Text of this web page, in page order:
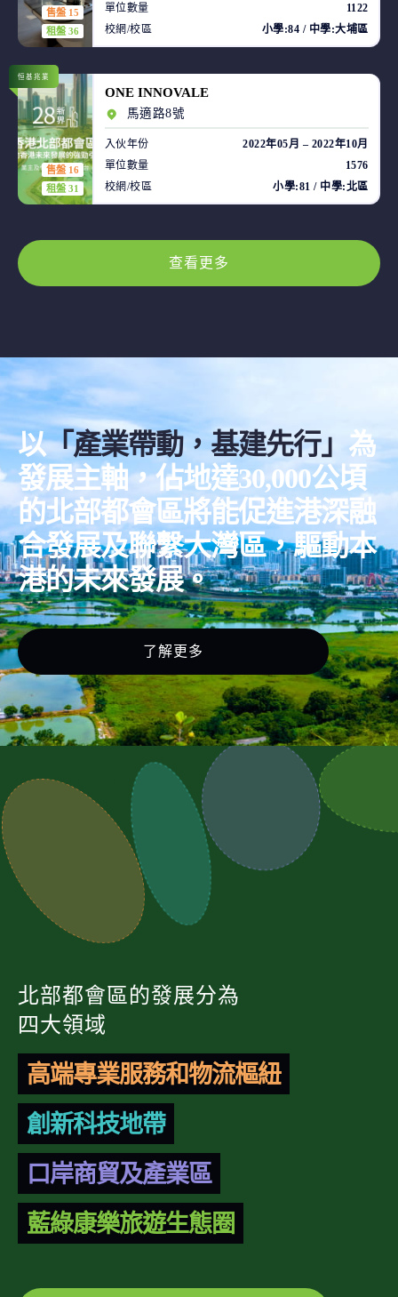
售盤 15
租盤 36
單位數量
1122
校網/校區
小學:84 / 中學:大埔區
售盤 16
租盤 31
恒基兆業
ONE INNOVALE
馬適路8號
入伙年份
2022年05月 – 2022年10月
單位數量
1576
校網/校區
小學:81 / 中學:北區
查看更多
以「產業帶動，基建先行」 為
發展主軸，佔地達30,000公頃
的北部都會區將能促進港深融
合發展及聯繫大灣區，驅動本
港的未來發展。
了解更多
北部都會區的發展分為
四大領域
高端專業服務和物流樞紐
創新科技地帶
口岸商貿及產業區
藍綠康樂旅遊生態圈